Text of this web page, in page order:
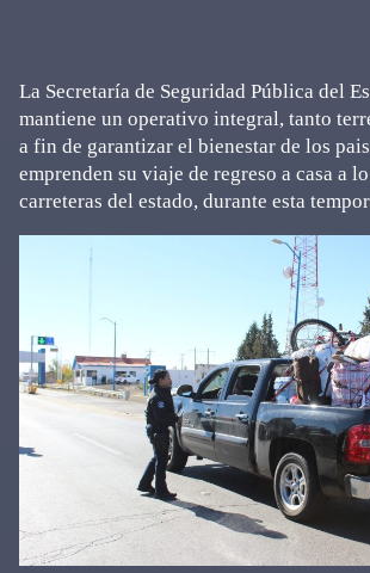
La Secretaría de Seguridad Pública del
mantiene un operativo integral, tanto
a fin de garantizar el bienestar de los
emprenden su viaje de regreso a casa a
carreteras del estado, durante esta